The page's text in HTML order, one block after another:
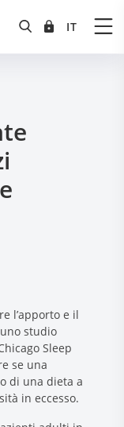
l’apporto e il
studio
Sleep
se una
di una dieta a
in eccesso.